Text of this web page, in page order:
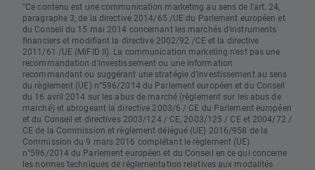
"Ce contenu est une communication marketing au sens de l'art. 24,
paragraphe 3, de la directive 2014/65 /UE du Parlement européen et
du Conseil du 15 mai 2014 concernant les marchés d'instruments
financiers et modifiant la directive 2002/92 /CE et la directive
2011/61 /UE (MiFID II). La communication marketing n'est pas une
recommandation d'investissement ou une information
recommandant ou suggérant une stratégie d'investissement au sens
du règlement (UE) n°596/2014 du Parlement européen et du Conseil
du 16 avril 2014 sur les abus de marché (règlement sur les abus de
marché) et abrogeant la directive 2003/6 / CE du Parlement européen
et du Conseil et directives 2003/124 / CE, 2003/125 / CE et 2004/72 /
CE de la Commission et règlement délégué (UE) 2016/958 de la
Commission du 9 mars 2016 complétant le règlement (UE)
n°596/2014 du Parlement européen et du Conseil en ce qui concerne
les normes techniques de réglementation relatives aux modalités